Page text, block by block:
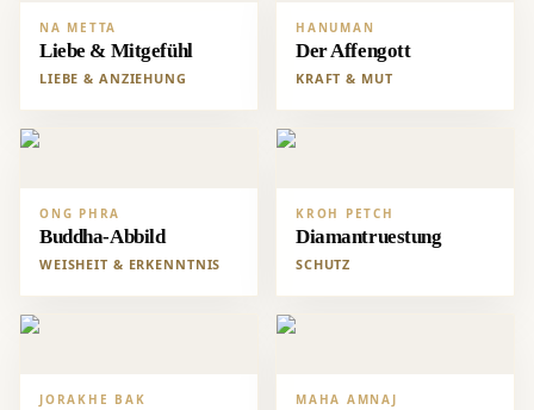
NA METTA
Liebe & Mitgefühl
LIEBE & ANZIEHUNG
HANUMAN
Der Affengott
KRAFT & MUT
ONG PHRA
Buddha-Abbild
WEISHEIT & ERKENNTNIS
KROH PETCH
Diamantruestung
SCHUTZ
JORAKHE BAK MAHA AMNAJ